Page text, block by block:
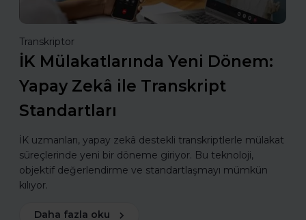
Transkriptor
İK Mülakatlarında Yeni Dönem:
Yapay Zekâ ile Transkript
Standartları
İK uzmanları, yapay zekâ destekli transkriptlerle mülakat
süreçlerinde yeni bir döneme giriyor. Bu teknoloji,
objektif değerlendirme ve standartlaşmayı mümkün
kılıyor.
Daha fazla oku